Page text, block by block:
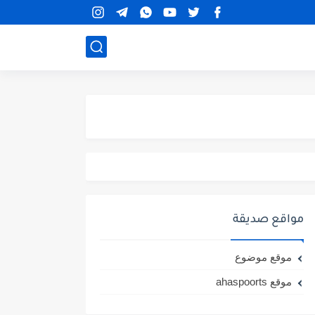
مواقع صديقة
موقع موضوع
موقع ahaspoorts